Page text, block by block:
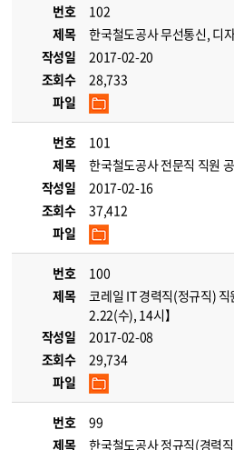
번호
102
제목
한국철도공사 무선통신, 디
작성일
2017-02-20
조회수
28,733
파일
번호
101
제목
한국철도공사 전문직 직원
작성일
2017-02-16
조회수
37,412
파일
번호
100
제목
코레일 IT 경력직(정규직)
2.22(수), 14시】
작성일
2017-02-08
조회수
29,734
파일
번호
99
제목
한국철도공사 정규직(경력